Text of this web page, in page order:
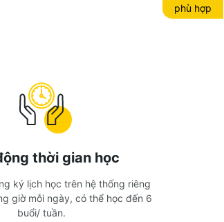
phù hợp
thời gian học
ký lịch học trên hệ thống riêng
giờ mỗi ngày, có thể học đến 6
buổi/ tuần.